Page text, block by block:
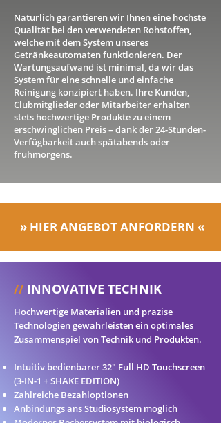
Natürlich garantieren wir Ihnen eine höchste
Qualität bei den verwendeten Rohstoffen,
welche mit dem System unseres
Getränkeautomaten funktionieren. Der
Wartungsaufwand ist minimal, da wir das
System für eine schnelle und einfache
Reinigung konzipiert haben. Ihre Kunden,
Clubmitglieder oder Mitarbeiter erhalten
stets hochwertige Produkte zu einem
erschwinglichen Preis – dank der 24-Stunden-
Verfügbarkeit auch spätabends oder
frühmorgens.
» HIERANGEBOT ANFORDERN «
//INNOVATIVE TECHNIK
Hochwertige Materialien und präzise
Technologien gewährleisten ein optimales
Zusammenspiel von Technik und Produkten.
Intuitiv bedienbarer 32" Full HD Touchscreen
(3-IN-1 + SHAKE EDITION)
Zahlreiche Bezahloptionen
Anbindungs ans Studiosystem möglich